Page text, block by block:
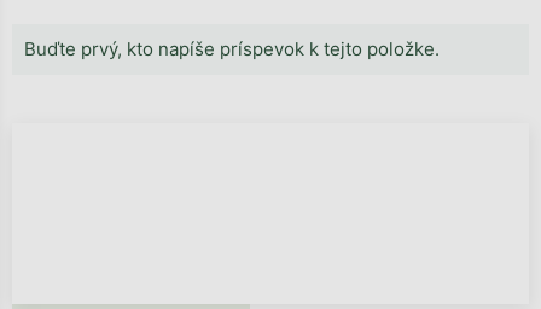
Buďte prvý, kto napíše príspevok k tejto položke.